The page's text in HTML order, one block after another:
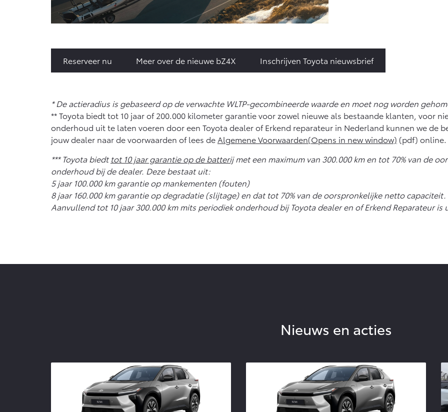
Reserveer nu Meer over de nieuwe bZ4X Inschrijven Toyota nieuwsbrief
* De actieradius is gebaseerd op de verwachte WLTP-gecombineerde waarde en moet nog worden
** Toyota biedt tot 10 jaar of 200.000 kilometer garantie voor zowel nieuwe als bestaande klanten, voor
onderhoud uit te laten voeren door een Toyota dealer of Erkend reparateur in Nederland kunnen we de
jouw dealer naar de voorwaarden of lees de Algemene Voorwaarden(Opens in new window) (pdf) online.
*** Toyota biedt tot 10 jaar garantie op de batterijmet een maximum van 300.000 km en tot 70% van de
onderhoud bij de dealer. Deze bestaat uit:
5 jaar 100.000 km garantie op mankementen (fouten)
8 jaar 160.000 km garantie op degradatie (slijtage) en dat tot 70% van de oorspronkelijke netto capaciteit.
Aanvullend tot 10 jaar 300.000 km mits periodiek onderhoud bij Toyota dealer en of Erkend Reparateur is
Nieuws en acties